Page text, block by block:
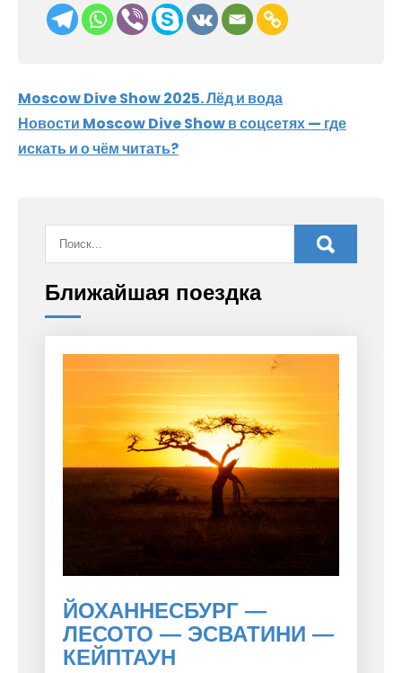
Навигация
по
записям
Moscow Dive Show 2025. Лёд и вода
Новости Moscow Dive Show в соцсетях — где
искать и о чём читать?
Ближайшая поездка
ЙОХАННЕСБУРГ —
ЛЕСОТО — ЭСВАТИНИ —
КЕЙПТАУН